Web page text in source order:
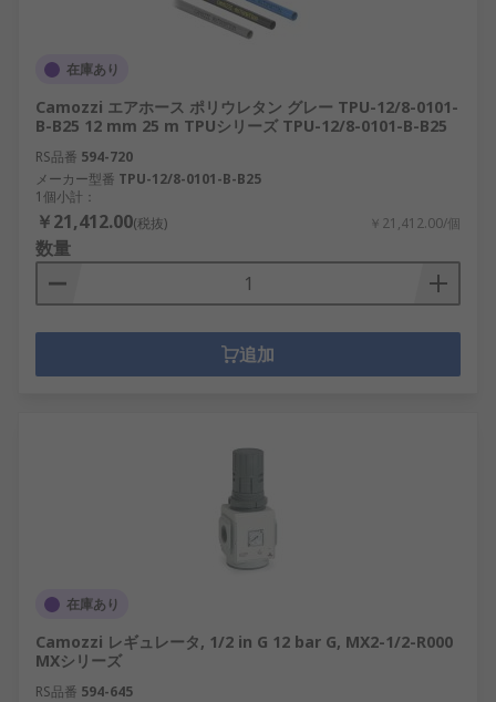
在庫あり
Camozzi エアホース ポリウレタン グレー TPU-12/8-0101-
B-B25 12 mm 25 m TPUシリーズ TPU-12/8-0101-B-B25
RS品番 594-720
メーカー型番 TPU-12/8-0101-B-B25
1個小計：
￥21,412.00(税抜) ￥21,412.00/個
数量
追加
在庫あり
Camozzi レギュレータ, 1/2 in G 12 bar G, MX2-1/2-R000
MXシリーズ
RS品番 594-645